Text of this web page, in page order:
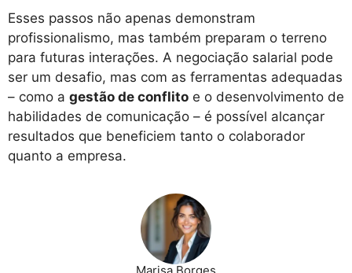
Esses passos não apenas demonstram
profissionalismo, mas também preparam o terreno
para futuras interações. A negociação salarial pode
ser um desafio, mas com as ferramentas adequadas
– como a gestão de conflito e o desenvolvimento de
habilidades de comunicação – é possível alcançar
resultados que beneficiem tanto o colaborador
quanto a empresa.